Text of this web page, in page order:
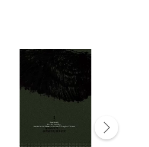
五 10:00-12:00、